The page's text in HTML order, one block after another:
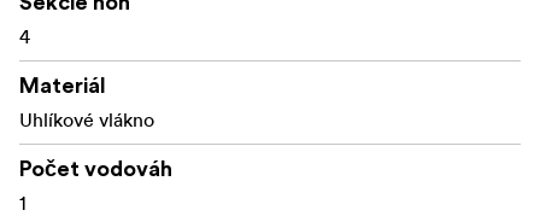
4
Materiál
Uhlíkové vlákno
Počet vodováh
1